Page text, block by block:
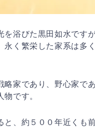
浴びた黒田如水です
く繁栄した家系は多
家であり、野心家で
です。
、約５００年近くも